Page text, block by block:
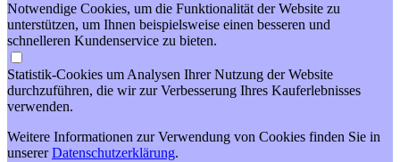
Notwendige Cookies, um die Funktionalität der Website zu
unterstützen, um Ihnen beispielsweise einen besseren und
schnelleren Kundenservice zu bieten.
Statistik-Cookies um Analysen Ihrer Nutzung der Website
durchzuführen, die wir zur Verbesserung Ihres Kauferlebnisses
verwenden.
Weitere Informationen zur Verwendung von Cookies finden Sie in
unsererDatenschutzerklärung.